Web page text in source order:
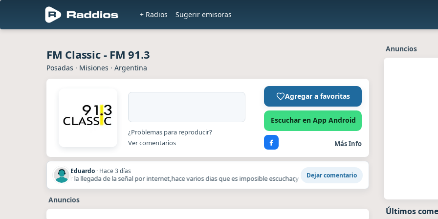
+ Radios Sugerir emisoras
FM Classic - FM 91.3
Posadas · Misiones · Argentina
¿Problemas para reproducir?
Ver comentarios
Agregar a favoritas
Escuchar en App Android
Más Info
Eduardo · Hace 3 días
algo para solucionar la llegada de la señal por internet,hace varios dias que es imposible escuchar,y no es mi conexion.rnLo escuchamos todos los dias
Dejar comentario
Anuncios
Anuncios
Últimos